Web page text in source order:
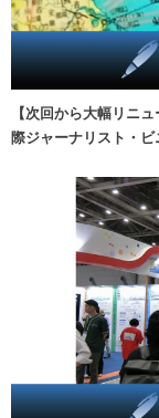
【次回から大幅リニ
際ジャーナリスト・ビ